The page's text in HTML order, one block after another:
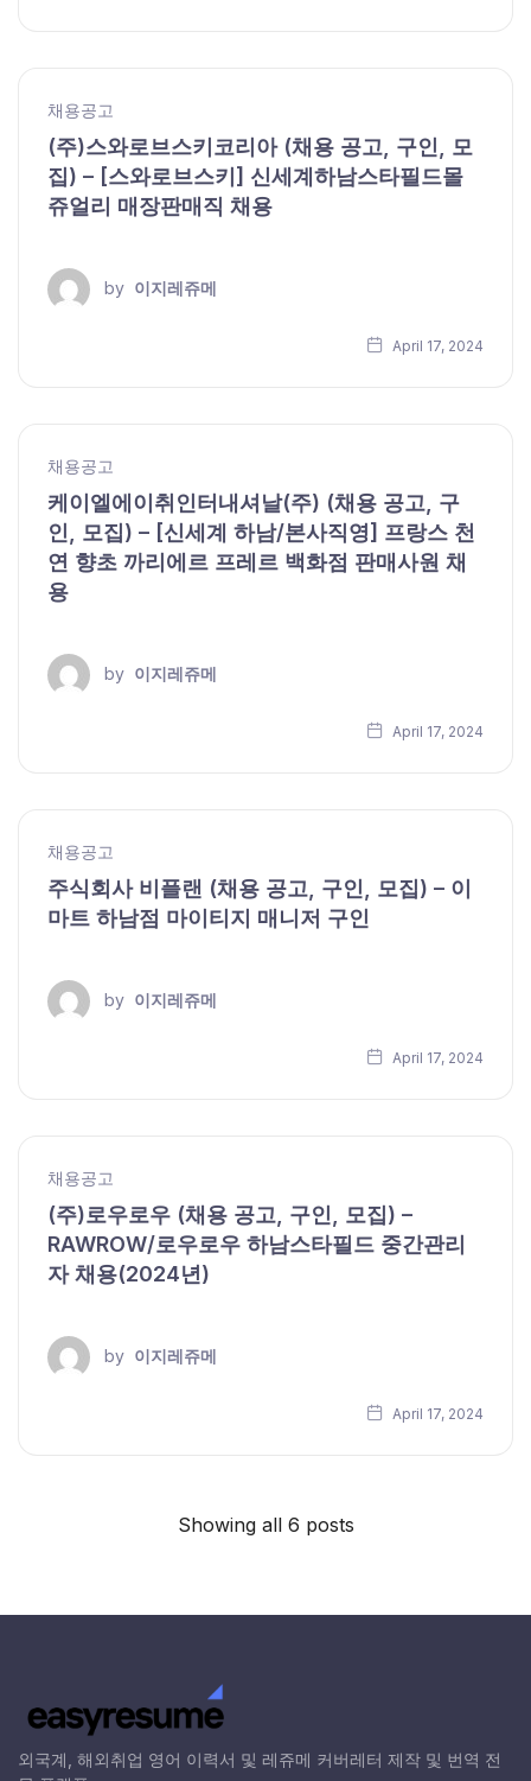
채용공고
(주)스와로브스키코리아 (채용 공고, 구인, 모
집) – [스와로브스키] 신세계하남스타필드몰
쥬얼리 매장판매직 채용
by 이지레쥬메
April 17, 2024
채용공고
케이엘에이취인터내셔날(주) (채용 공고, 구
인, 모집) – [신세계 하남/본사직영] 프랑스 천
연 향초 까리에르 프레르 백화점 판매사원 채
용
by 이지레쥬메
April 17, 2024
채용공고
주식회사 비플랜 (채용 공고, 구인, 모집) – 이
마트 하남점 마이티지 매니저 구인
by 이지레쥬메
April 17, 2024
채용공고
(주)로우로우 (채용 공고, 구인, 모집) –
RAWROW/로우로우 하남스타필드 중간관리
자 채용(2024년)
by 이지레쥬메
April 17, 2024
Showing all 6 posts
외국계, 해외취업 영어 이력서 및 레쥬메 커버레터 제작 및 번역 전